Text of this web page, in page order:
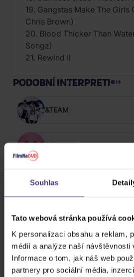
Souhlas
Tato webová stránka používá
K personalizaci obsahu a reklam,
médií a analýze naší
Informace o tom, jak náš web
partnery pro sociální média,
19. Gangstas Make The Girls
Chris Brown)
20. Blood Thicker Than
Songz)
21. Rewind II
PODOBNÍ INTERPRETI
&TEAM
(G)I-DLE
*NSYNC
10,000 Maniacs
100 Gecs